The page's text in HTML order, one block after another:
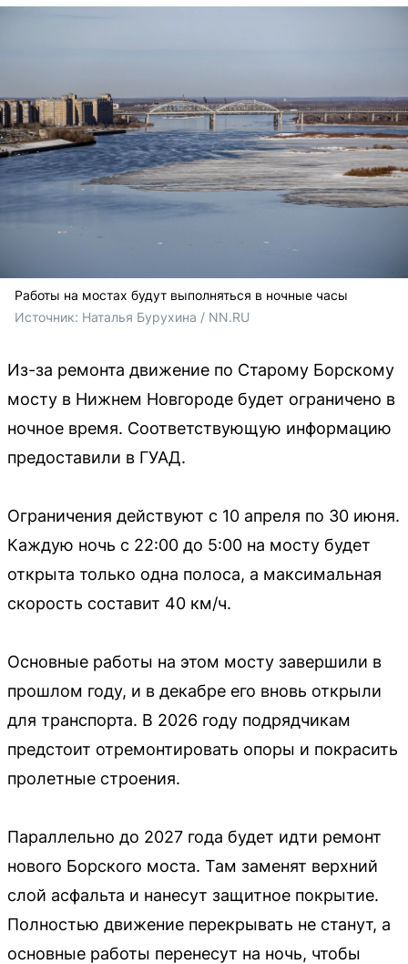
Работы на мостах будут выполняться в ночные часы
Источник: Наталья Бурухина / NN.RU
Из-за ремонта движение по Старому Борскому
мосту в Нижнем Новгороде будет ограничено в
ночное время. Соответствующую информацию
предоставили в ГУАД.
Ограничения действуют с 10 апреля по 30 июня.
Каждую ночь с 22:00 до 5:00 на мосту будет
открыта только одна полоса, а максимальная
скорость составит 40 км/ч.
Основные работы на этом мосту завершили в
прошлом году, и в декабре его вновь открыли
для транспорта. В 2026 году подрядчикам
предстоит отремонтировать опоры и покрасить
пролетные строения.
Параллельно до 2027 года будет идти ремонт
нового Борского моста. Там заменят верхний
слой асфальта и нанесут защитное покрытие.
Полностью движение перекрывать не станут, а
основные работы перенесут на ночь, чтобы